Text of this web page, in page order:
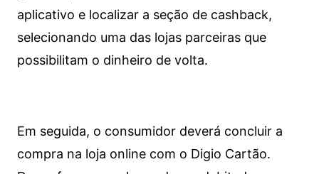
aplicativo e localizar a seção de cashback,
selecionando uma das lojas parceiras que
possibilitam o dinheiro de volta.
Em seguida, o consumidor deverá concluir a
compra na loja online com o Digio Cartão.